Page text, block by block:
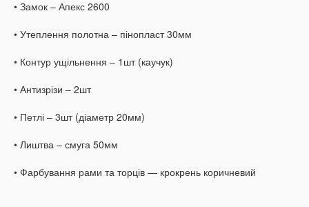
• Замок – Апекс 2600
• Утеплення полотна – пінопласт 30мм
• Контур ущільнення – 1шт (каучук)
• Антизрізи – 2шт
• Петлі – 3шт (діаметр 20мм)
• Лиштва – смуга 50мм
• Фарбування рами та торців — крокрень коричневий